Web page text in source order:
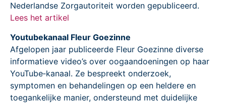
Nederlandse Zorgautoriteit worden gepubliceerd.
Lees het artikel
Youtubekanaal Fleur Goezinne
Afgelopen jaar publiceerde Fleur Goezinne diverse
informatieve video’s over oogaandoeningen op haar
YouTube‑kanaal. Ze bespreekt onderzoek,
symptomen en behandelingen op een heldere en
toegankelijke manier, ondersteund met duidelijke